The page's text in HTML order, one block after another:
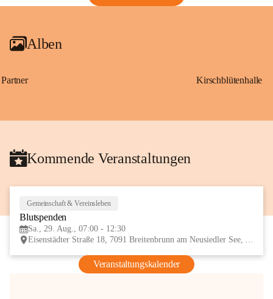
Alben
Partner Kirschblütenhalle
Kommende Veranstaltungen
Gemeinschaft & Vereinsleben
Blutspenden
Sa., 29. Aug., 07:00 - 12:30
Eisenstädter Straße 18, 7091 Breitenbrunn am Neusiedler See, AUT
Veranstaltungskalender